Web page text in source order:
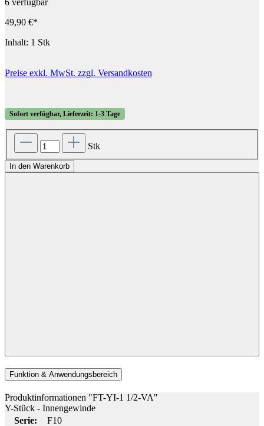
49,90 €*
Inhalt: 1 Stk
Preise exkl. MwSt. zzgl. Versandkosten
Sofort verfügbar, Lieferzeit: 1-3 Tage
Stk
In den Warenkorb
Funktion & Anwendungsbereich
Produktinformationen "FT-YI-1 1/2-VA"
Y-Stück - Innengewinde
Serie:
F10